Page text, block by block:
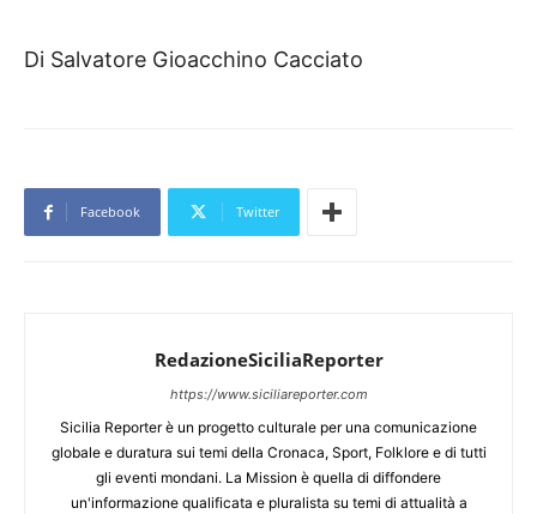
Di Salvatore Gioacchino Cacciato
Facebook Twitter
RedazioneSiciliaReporter
https://www.siciliareporter.com
Sicilia Reporter è un progetto culturale per una comunicazione
globale e duratura sui temi della Cronaca, Sport, Folklore e di tutti
gli eventi mondani. La Mission è quella di diffondere
un'informazione qualificata e pluralista su temi di attualità a